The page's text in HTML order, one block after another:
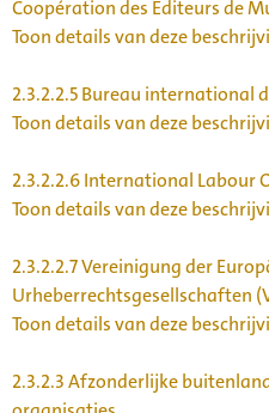
Coopération des Editeurs de
Toon details van deze
2.3.2.2.5Bureau international
Toon details van deze
2.3.2.2.6International Labour
Toon details van deze
2.3.2.2.7Vereinigung der
Urheberrechtsgesellschaften
Toon details van deze
2.3.2.3Afzonderlijke